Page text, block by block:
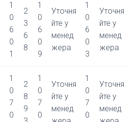
1
0
6
0
1
2
3
6
8
1
0
6
0
9
Уточня
йте у
менед
жера
1
0
6
0
3
Уточня
йте у
менед
жера
1
0
7
0
2
8
9
1
0
7
0
Уточня
йте у
менед
1
0
7
0
Уточня
йте у
менед